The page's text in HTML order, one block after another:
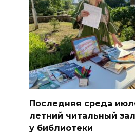
Последняя среда
летний читальный
у библиотеки